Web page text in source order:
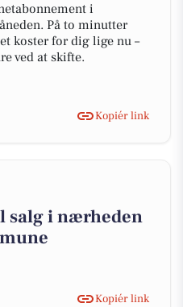
i
På to minutter
koster for dig lige nu –
ved at skifte.
Kopiér link
salg i nærheden
Kopiér link